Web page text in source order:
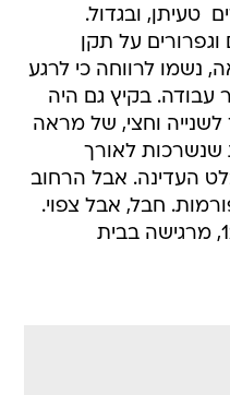
טעיתן, ובגדול.
וגפרורים על תקן
נשמו לרווחה כי לרגע
עבודה. בקיץ גם היה
וחצי, של מראה
שנשרכות לאורך
העדינה. אבל הרחוב
חבל, אבל צפוי.
מי שעברה טירונות בבה"ד 12, מרגישה בבית